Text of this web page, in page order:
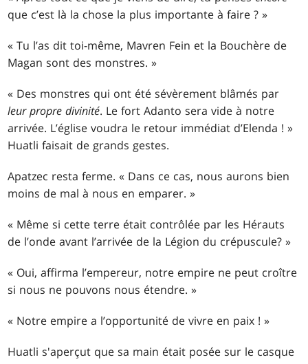
que c’est là la chose la plus importante à faire ? »
« Tu l’as dit toi-même, Mavren Fein et la Bouchère de
Magan sont des monstres. »
« Des monstres qui ont été sévèrement blâmés par
leur propre divinité. Le fort Adanto sera vide à notre
arrivée. L’église voudra le retour immédiat d’Elenda ! »
Huatli faisait de grands gestes.
Apatzec resta ferme. « Dans ce cas, nous aurons bien
moins de mal à nous en emparer. »
« Même si cette terre était contrôlée par les Hérauts
de l’onde avant l’arrivée de la Légion du crépuscule? »
« Oui, affirma l’empereur, notre empire ne peut croître
si nous ne pouvons nous étendre. »
« Notre empire a l’opportunité de vivre en paix ! »
Huatli s'aperçut que sa main était posée sur le casque